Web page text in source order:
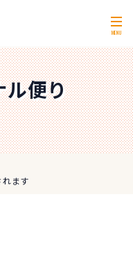
MENU
ル便り
れます